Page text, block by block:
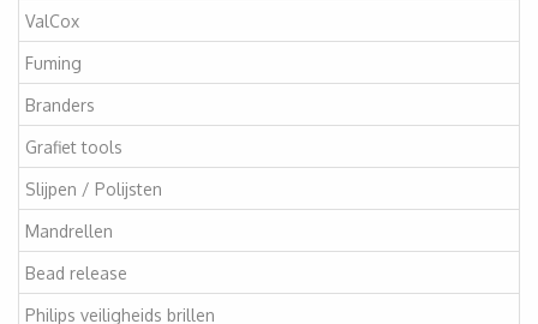
ValCox
Fuming
Branders
Grafiet tools
Slijpen / Polijsten
Mandrellen
Bead release
Philips veiligheids brillen